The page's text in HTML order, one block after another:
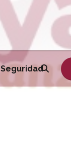
Seguridad